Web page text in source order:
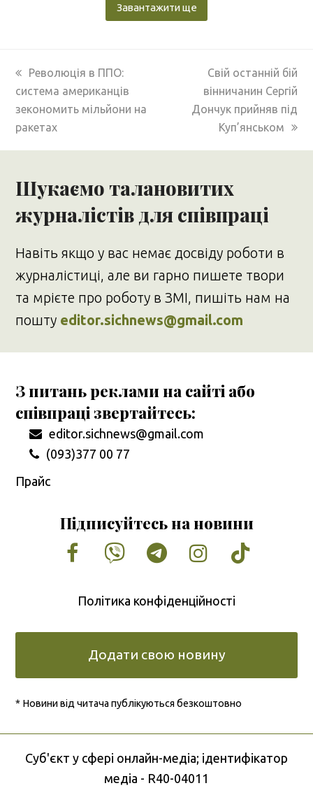
Завантажити ще
previous
post:
Революція в ППО:
система американців
зекономить мільйони на
ракетах
next
post:
Свій останній бій
вінничанин Сергій
Дончук прийняв під
Куп’янськом
Шукаємо талановитих
журналістів для співпраці
Навіть якщо у вас немає досвіду роботи в
журналістиці, але ви гарно пишете твори
та мрієте про роботу в ЗМІ, пишіть нам на
пошту editor.sichnews@gmail.com
З питань реклами на сайті або
співпраці звертайтесь:
editor.sichnews@gmail.com
(093)377 00 77
Прайс
Підписуйтесь на новини
Facebook
VimeoTumblrInstagram
Tiktok
Політика конфіденційності
Додати свою новину
* Новини від читача публікуються безкоштовно
Cуб'єкт у сфері онлайн-медіа; ідентифікатор
медіа - R40-04011